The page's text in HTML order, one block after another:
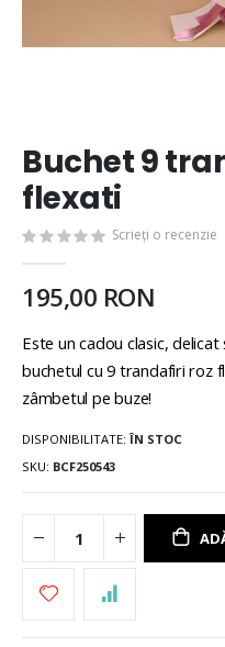
Buchet 9
flexati
Scrieți o recenzie
195,00 RON
Este un cadou clasic,
buchetul cu 9 trandafiri roz
zâmbetul pe buze!
DISPONIBILITATE: ÎN STOC
SKU BCF250543